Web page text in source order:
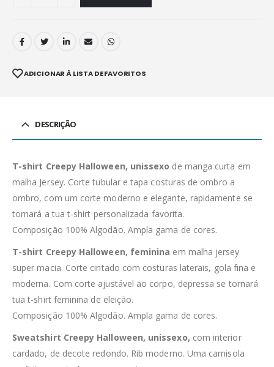
ADICIONAR À LISTA DE FAVORITOS
DESCRIÇÃO
T-shirt Creepy Halloween, unissexo de manga curta em
malha Jersey. Corte tubular e tapa costuras de ombro a
ombro, com um corte moderno e elegante, rapidamente se
tornará a tua t-shirt personalizada favorita.
Composição 100% Algodão. Ampla gama de cores.
T-shirt Creepy Halloween, feminina em malha jersey
super macia. Corte cintado com costuras laterais, gola fina e
moderna. Com corte ajustável ao corpo, depressa se tornará
tua t-shirt feminina de eleição.
Composição 100% Algodão. Ampla gama de cores.
Sweatshirt Creepy Halloween, unissexo, com interior
cardado, de decote redondo. Rib moderno. Uma camisola